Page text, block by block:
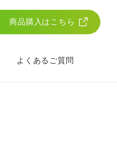
商品購入はこちら
よくあるご質問